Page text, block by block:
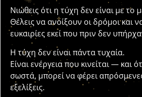
Νιώθεις ότι η τύχη δεν είναι με το
Θέλεις να ανοίξουν οι δρόμοι και
ευκαιρίες εκεί που πριν δεν
Η τύχη δεν είναι πάντα τυχαία.
Είναι ενέργεια που κινείται — και
σωστά, μπορεί να φέρει
εξελίξεις.